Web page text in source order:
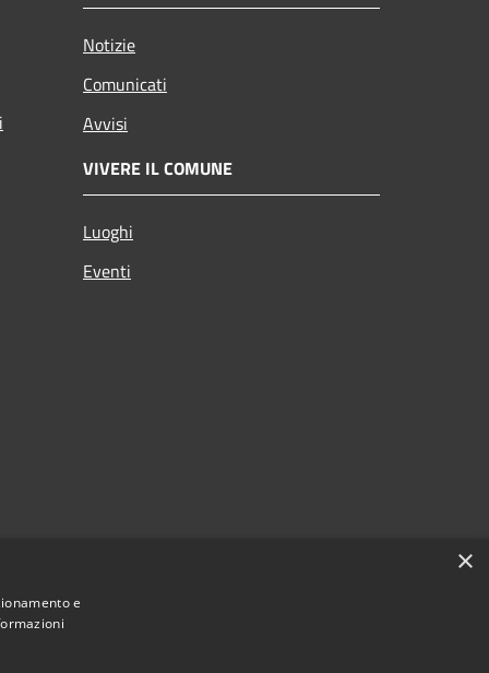
Notizie
Comunicati
Avvisi
VIVERE IL COMUNE
Luoghi
Eventi
×
e